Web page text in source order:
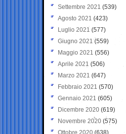
Settembre 2021 (539)
Agosto 2021 (423)
Luglio 2021 (577)
Giugno 2021(559)
Maggio 2021 (556)
Aprile 2021 (506)
Marzo 2021 (647)
Febbraio 2021 (570)
Gennaio 2021 (605)
Dicembre 2020 (619)
Novembre 2020 (575)
Ottobre 2020 (638)